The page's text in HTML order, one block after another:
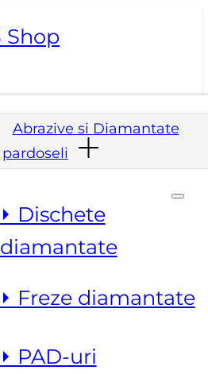
Abrazive si Diamantate
pardoseli
⏵ Dischete
diamantate
⏵ Freze diamantate
⏵ PAD-uri